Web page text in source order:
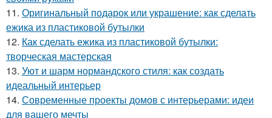
11. Оригинальный подарок или украшение: как сделать
ежика из пластиковой бутылки
12. Как сделать ежика из пластиковой бутылки:
творческая мастерская
13. Уют и шарм нормандского стиля: как создать
идеальный интерьер
14. Современные проекты домов с интерьерами: идеи
для вашего мечты